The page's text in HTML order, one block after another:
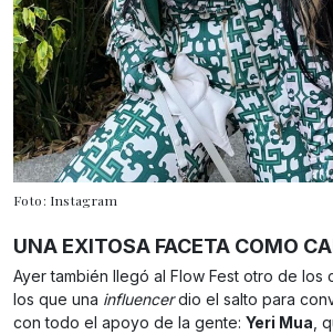
Foto: Instagram
UNA EXITOSA FACETA COMO
Ayer también llegó al Flow Fest otro de los
los que una influencerdio el salto para
con todo el apoyo de la gente: Yeri Mua ,